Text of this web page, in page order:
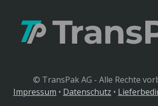
© TransPak AG - Alle Rechte
Impressum • Datenschutz •